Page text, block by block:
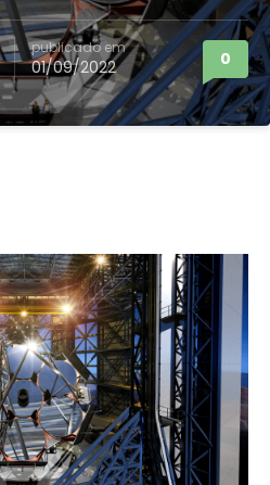
publicado em
01/09/2022 0